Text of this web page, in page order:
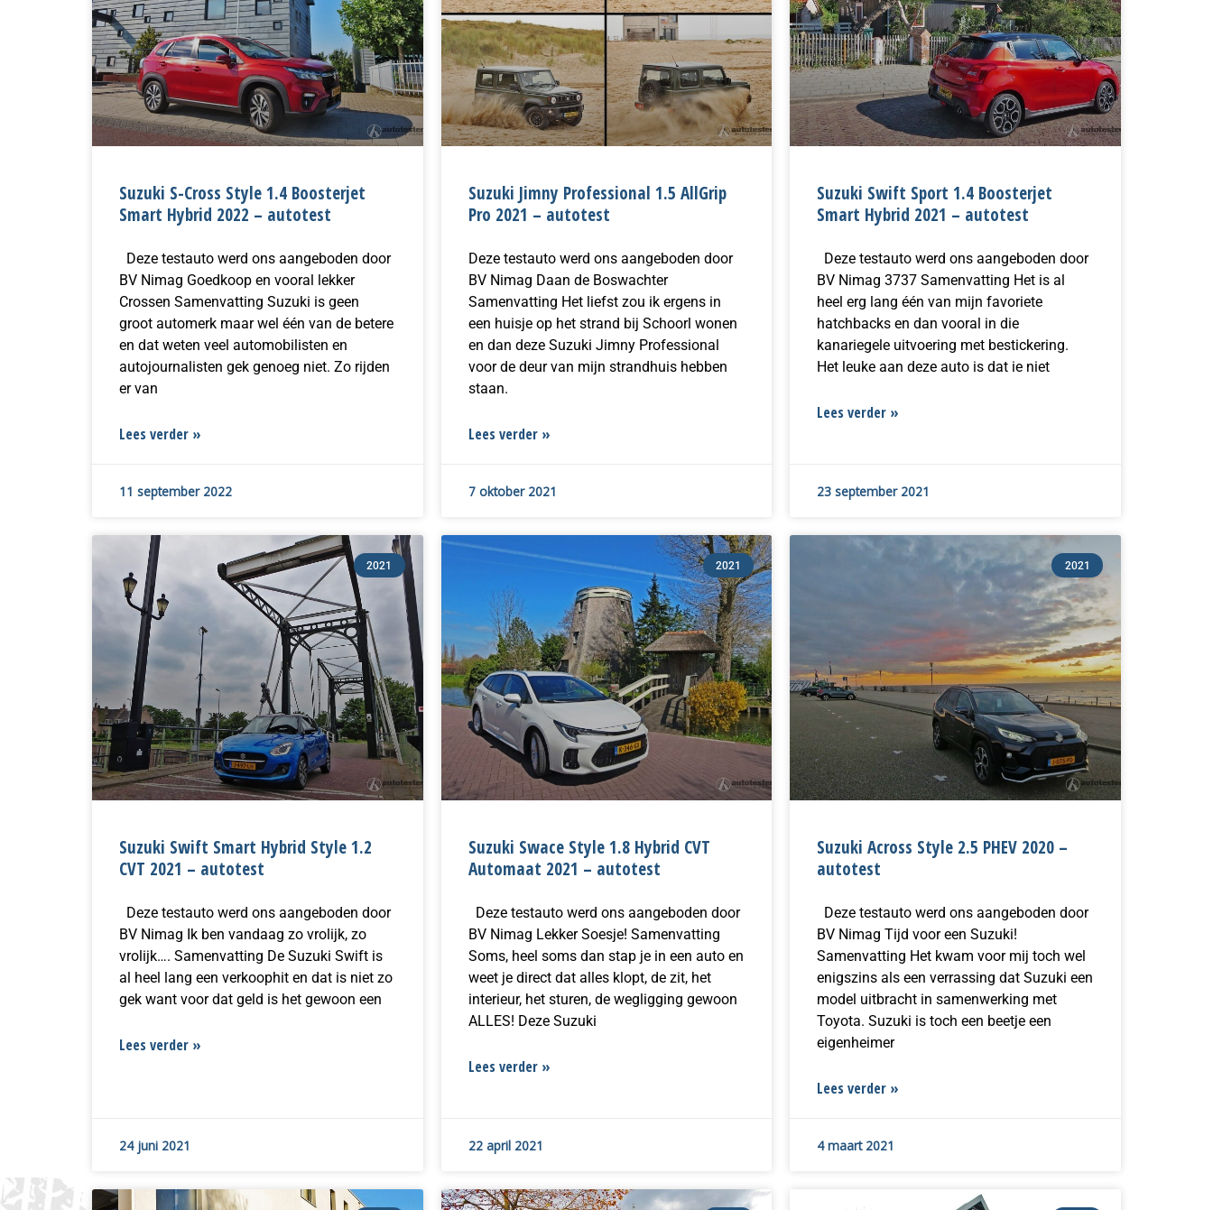
Suzuki S-Cross Style 1.4 Boosterjet
Smart Hybrid 2022 – autotest
Deze testauto werd ons aangeboden door
BV Nimag Goedkoop en vooral lekker
Crossen Samenvatting Suzuki is geen
groot automerk maar wel één van de betere
en dat weten veel automobilisten en
autojournalisten gek genoeg niet. Zo rijden
er van
Lees verder »
11 september 2022
Suzuki Jimny Professional 1.5 AllGrip
Pro 2021 – autotest
Deze testauto werd ons aangeboden door
BV Nimag Daan de Boswachter
Samenvatting Het liefst zou ik ergens in
een huisje op het strand bij Schoorl wonen
en dan deze Suzuki Jimny Professional
voor de deur van mijn strandhuis hebben
staan.
Lees verder »
7 oktober 2021
Suzuki Swift Sport 1.4 Boosterjet
Smart Hybrid 2021 – autotest
Deze testauto werd ons aangeboden door
BV Nimag 3737 Samenvatting Het is al
heel erg lang één van mijn favoriete
hatchbacks en dan vooral in die
kanariegele uitvoering met bestickering.
Het leuke aan deze auto is dat ie niet
Lees verder »
23 september 2021
2021
Suzuki Swift Smart Hybrid Style 1.2
CVT 2021 – autotest
Deze testauto werd ons aangeboden door
BV Nimag Ik ben vandaag zo vrolijk, zo
vrolijk…. Samenvatting De Suzuki Swift is
al heel lang een verkoophit en dat is niet zo
gek want voor dat geld is het gewoon een
Lees verder »
24 juni 2021
2021
Suzuki Swace Style 1.8 Hybrid CVT
Automaat 2021 – autotest
Deze testauto werd ons aangeboden door
BV Nimag Lekker Soesje! Samenvatting
Soms, heel soms dan stap je in een auto en
weet je direct dat alles klopt, de zit, het
interieur, het sturen, de wegligging gewoon
ALLES! Deze Suzuki
Lees verder »
22 april 2021
2021
Suzuki Across Style 2.5 PHEV 2020 –
autotest
Deze testauto werd ons aangeboden door
BV Nimag Tijd voor een Suzuki!
Samenvatting Het kwam voor mij toch wel
enigszins als een verrassing dat Suzuki een
model uitbracht in samenwerking met
Toyota. Suzuki is toch een beetje een
eigenheimer
Lees verder »
4 maart 2021